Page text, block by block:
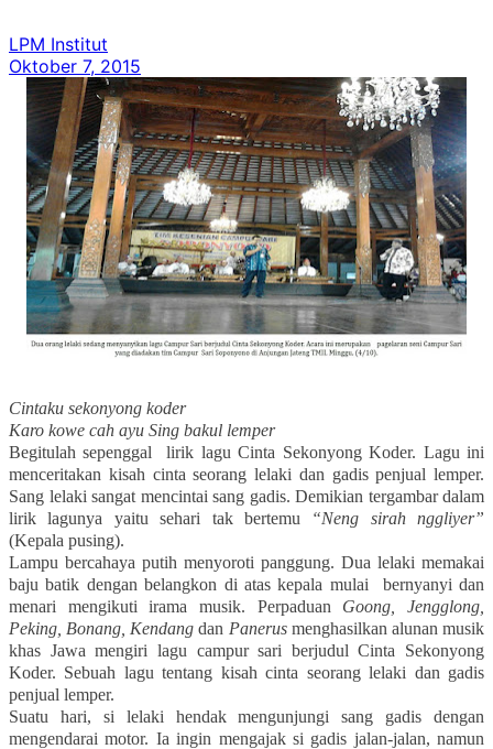
LPM Institut
Oktober 7, 2015
Cintaku sekonyong koder
Karo kowe cah ayu Sing bakul lemper
Begitulah sepenggal lirik lagu Cinta Sekonyong Koder. Lagu ini
menceritakan kisah cinta seorang lelaki dan gadis penjual lemper.
Sang lelaki sangat mencintai sang gadis. Demikian tergambar dalam
lirik lagunya yaitu sehari tak bertemu
“Neng sirah nggliyer”
(Kepala pusing).
Lampu bercahaya putih menyoroti panggung. Dua lelaki memakai
baju batik dengan belangkon di atas kepala mulai bernyanyi dan
menari mengikuti irama musik. Perpaduan Goong, Jengglong,
Peking, Bonang, Kendang dan Panerusmenghasilkan alunan musik
khas Jawa mengiri lagu campur sari berjudul Cinta Sekonyong
Koder. Sebuah lagu tentang kisah cinta seorang lelaki dan gadis
penjual lemper.
Suatu hari, si lelaki hendak mengunjungi sang gadis dengan
mengendarai motor. Ia ingin mengajak si gadis jalan-jalan, namun